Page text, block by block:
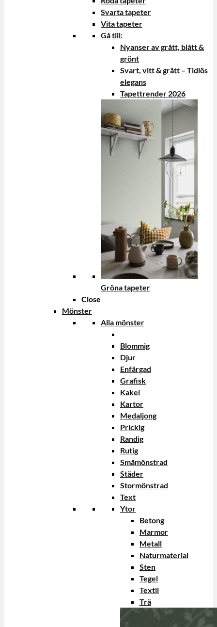
Svarta tapeter
Vita tapeter
Gå till:
Nyanser av grått, blått &
grönt
Svart, vitt & grått – Tidlös
elegans
Tapettrender 2026
Gröna tapeter
Close
Mönster
Alla mönster
Blommig
Djur
Enfärgad
Grafisk
Kakel
Kartor
Medaljong
Prickig
Randig
Rutig
Småmönstrad
Städer
Stormönstrad
Text
Ytor
Betong
Marmor
Metall
Naturmaterial
Sten
Tegel
Textil
Trä